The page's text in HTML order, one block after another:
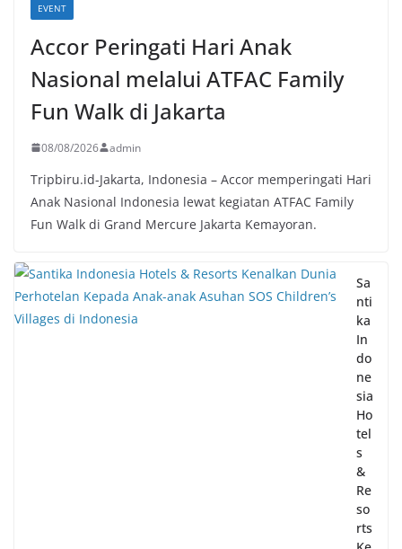
EVENT
Accor Peringati Hari Anak
Nasional melalui ATFAC Family
Fun Walk di Jakarta
08/08/2026 admin
Tripbiru.id-Jakarta, Indonesia – Accor memperingati Hari
Anak Nasional Indonesia lewat kegiatan ATFAC Family
Fun Walk di Grand Mercure Jakarta Kemayoran.
Sa
nti
ka
In
do
ne
sia
Ho
tel
s
&
Re
so
rts